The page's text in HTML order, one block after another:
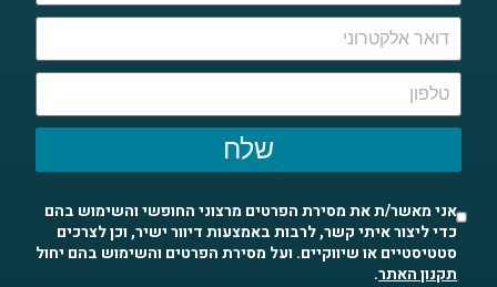
שלח
אני מאשר/ת את מסירת הפרטים מרצוני החופשי והשימוש בהם
כדי ליצור איתי קשר, לרבות באמצעות דיוור ישיר, וכן לצרכים
סטטיסטיים או שיווקיים. ועל מסירת הפרטים והשימוש בהם יחול
תקנון האתר.